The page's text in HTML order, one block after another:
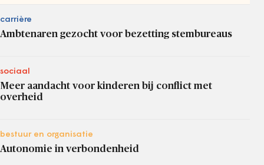
carrière
Ambtenaren gezocht voor bezetting stembureaus
sociaal
Meer aandacht voor kinderen bij conflict met
overheid
bestuur en organisatie
Autonomie in verbondenheid